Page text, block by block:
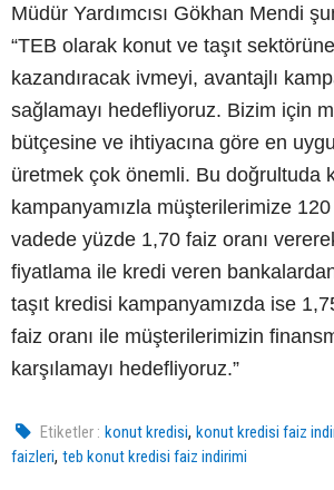
Müdür Yardımcısı Gökhan Mendi
“TEB olarak konut ve taşıt
kazandıracak ivmeyi, avantajlı
sağlamayı hedefliyoruz. Bizim için
bütçesine ve ihtiyacına göre en
üretmek çok önemli. Bu doğrultuda
kampanyamızla müşterilerimize
vadede yüzde 1,70 faiz oranı
fiyatlama ile kredi veren
taşıt kredisi kampanyamızda ise
faiz oranı ile müşterilerimizin
karşılamayı hedefliyoruz.”
Etiketler : konut kredisi,konut kredisi faiz
faizleri, teb konut kredisi faiz indirimi